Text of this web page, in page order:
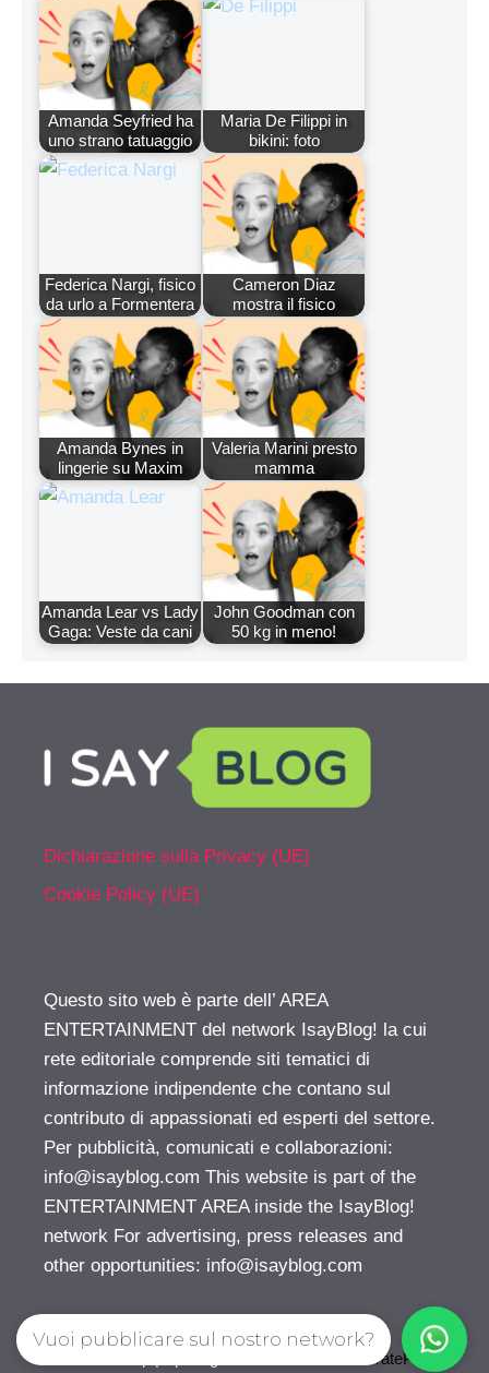
Amanda Seyfried ha
uno strano tatuaggio
Maria De Filippi in
bikini: foto
Federica Nargi, fisico
da urlo a Formentera
Cameron Diaz
mostra il fisico
Amanda Bynes in
lingerie su Maxim
Valeria Marini presto
mamma
Amanda Lear vs Lady
Gaga: Veste da cani
John Goodman con
50 kg in meno!
Dichiarazione sulla Privacy (UE)
Cookie Policy (UE)
Questo sito web è parte dell’ AREA
ENTERTAINMENT del network IsayBlog! la cui
rete editoriale comprende siti tematici di
informazione indipendente che contano sul
contributo di appassionati ed esperti del settore.
Per pubblicità, comunicati e collaborazioni:
info@isayblog.com This website is part of the
ENTERTAINMENT AREA inside the IsayBlog!
network For advertising, press releases and
other opportunities: info@isayblog.com
GeneratePress
Vuoi pubblicare sul nostro network?